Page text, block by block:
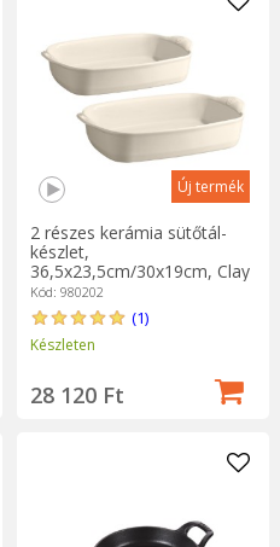
Új termék
2 részes kerámia sütőtál-
készlet,
36,5x23,5cm/30x19cm, Clay
- Emile Henry
Kód: 980202
(1)
Készleten
28 120 Ft